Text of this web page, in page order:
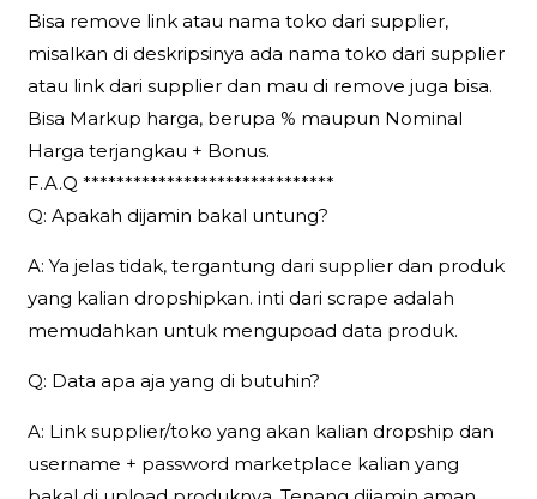
Bisa remove link atau nama toko dari supplier,
misalkan di deskripsinya ada nama toko dari supplier
atau link dari supplier dan mau di remove juga bisa.
Bisa Markup harga, berupa % maupun Nominal
Harga terjangkau + Bonus.
F.A.Q ******************************
Q: Apakah dijamin bakal untung?
A: Ya jelas tidak, tergantung dari supplier dan produk
yang kalian dropshipkan. inti dari scrape adalah
memudahkan untuk mengupoad data produk.
Q: Data apa aja yang di butuhin?
A: Link supplier/toko yang akan kalian dropship dan
username + password marketplace kalian yang